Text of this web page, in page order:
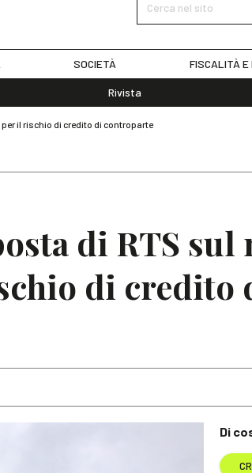
Cerca nel sito
SOCIETÀ FISCALITÀ E
Rivista
il rischio di credito di controparte
di RTS sul
di credito
Di